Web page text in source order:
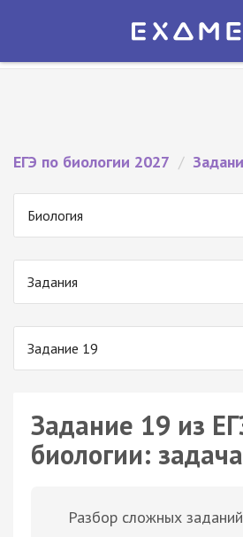
Экзамер — ЕГЭ 2027
ЕГЭ по биологии 2027 /
Биология
Задания
Задание 19
Задание 19 из
биологии:
Разбор сложных